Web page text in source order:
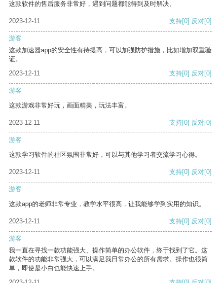
这款软件的售后服务非常好，遇到问题都能得到及时解决。
2023-12-11 支持[0] 反对[0]
游客
这款加速器app的安全性有待提高，可以加强防护措施，比如增加双重验
证。
2023-12-11
支持[0] 反对[0]
游客
这款游戏非常好玩，画面精美，玩法丰富。
2023-12-11 支持[0] 反对[0]
游客
这款学习软件的社区氛围非常好，可以与其他学习者交流学习心得。
2023-12-11 支持[0] 反对[0]
游客
这款app的老师非常专业，教学水平很高，让我能够学到实用的知识。
2023-12-11 支持[0] 反对[0]
游客
我一直在寻找一款功能强大、操作简单的办公软件，终于找到了它。这
款软件的功能非常强大，可以满足我日常办公的所有需求。操作也很简
单，即使是小白也能快速上手。